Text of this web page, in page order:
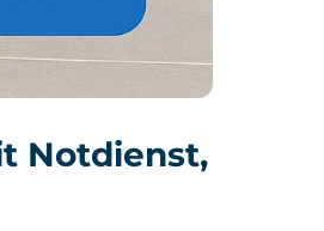
Notdienst,